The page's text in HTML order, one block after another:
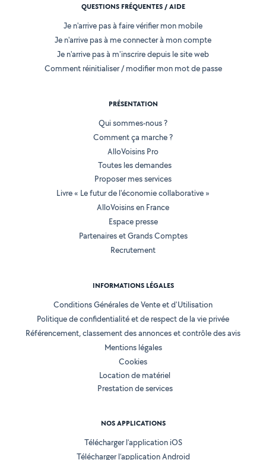
QUESTIONS FRÉQUENTES / AIDE
Je n'arrive pas à faire vérifier mon mobile
Je n'arrive pas à me connecter à mon compte
Je n'arrive pas à m'inscrire depuis le site web
Comment réinitialiser / modifier mon mot de passe
PRÉSENTATION
Qui sommes-nous ?
Comment ça marche ?
AlloVoisins Pro
Toutes les demandes
Proposer mes services
Livre « Le futur de l'économie collaborative »
AlloVoisins en France
Espace presse
Partenaires et Grands Comptes
Recrutement
INFORMATIONS LÉGALES
Conditions Générales de Vente et d'Utilisation
Politique de confidentialité et de respect de la vie privée
Référencement, classement des annonces et contrôle des avis
Mentions légales
Cookies
Location de matériel
Prestation de services
NOS APPLICATIONS
Télécharger l’application iOS
Télécharger l’application Android